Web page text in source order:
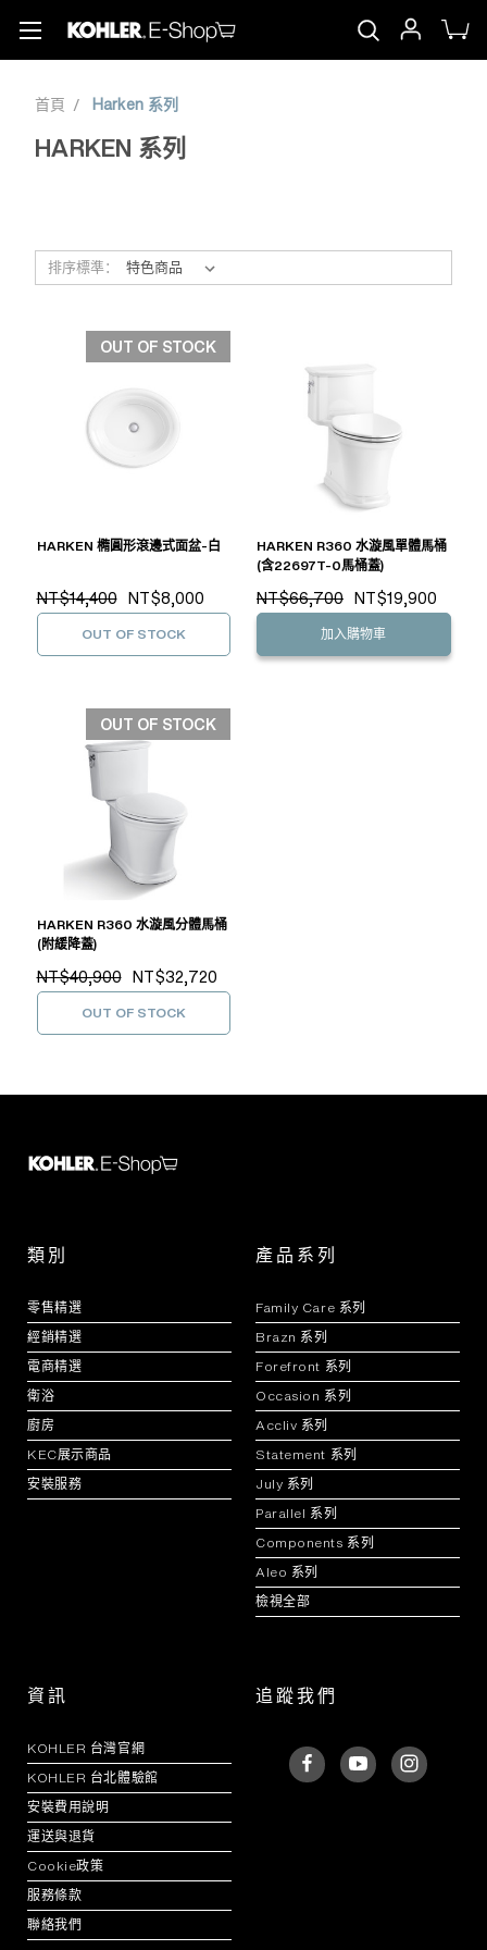
首頁 Harken 系列
HARKEN 系列
排序標準：
OUT OF STOCK
HARKEN 橢圓形滾邊式面盆-白
NT$14,400 NT$8,000
OUT OF STOCK
HARKEN R360 水漩風單體馬桶
(含22697T-0馬桶蓋)
NT$66,700 NT$19,900
加入購物車
OUT OF STOCK
HARKEN R360 水漩風分體馬桶
(附緩降蓋)
NT$40,900 NT$32,720
OUT OF STOCK
類別
零售精選
經銷精選
電商精選
衛浴
廚房
KEC展示商品
安裝服務
產品系列
Family Care 系列
Brazn 系列
Forefront 系列
Occasion 系列
Accliv 系列
Statement 系列
July 系列
Parallel 系列
Components 系列
Aleo 系列
檢視全部
資訊
KOHLER 台灣官網
KOHLER 台北體驗館
安裝費用說明
運送與退貨
Cookie政策
服務條款
聯絡我們
追蹤我們